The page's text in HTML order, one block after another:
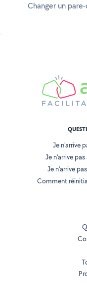
Changer un
Je n'arrive
Je n'arrive
Je n'arrive
Comment